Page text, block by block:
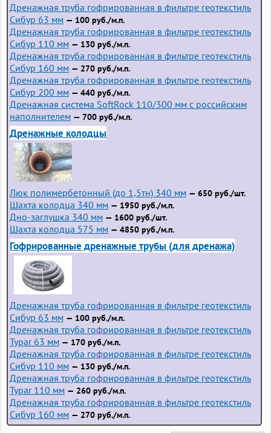
Дренажная труба гофрированная в фильтре геотекстиль
Сибур 63 мм — 100 руб./м.п.
Дренажная труба гофрированная в фильтре геотекстиль
Сибур 110 мм — 130 руб./м.п.
Дренажная труба гофрированная в фильтре геотекстиль
Сибур 160 мм — 270 руб./м.п.
Дренажная труба гофрированная в фильтре геотекстиль
Сибур 200 мм — 440 руб./м.п.
Дренажная система SoftRock 110/300 мм с российским
наполнителем — 700 руб./м.п.
Дренажные колодцы
Люк полимербетонный (до 1,5тн) 340 мм — 650 руб./шт.
Шахта колодца 340 мм — 1950 руб./м.п.
Дно-заглушка 340 мм — 1600 руб./шт.
Шахта колодца 575 мм — 4850 руб./м.п.
Гофрированные дренажные трубы (для дренажа)
Дренажная труба гофрированная в фильтре геотекстиль
Сибур 63 мм — 100 руб./м.п.
Дренажная труба гофрированная в фильтре геотекстиль
Typar 63 мм — 170 руб./м.п.
Дренажная труба гофрированная в фильтре геотекстиль
Сибур 110 мм — 130 руб./м.п.
Дренажная труба гофрированная в фильтре геотекстиль
Typar 110 мм — 260 руб./м.п.
Дренажная труба гофрированная в фильтре геотекстиль
Сибур 160 мм — 270 руб./м.п.